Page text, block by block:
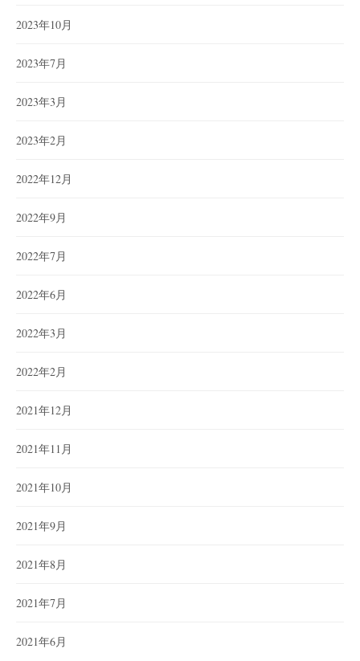
2023年10月
2023年7月
2023年3月
2023年2月
2022年12月
2022年9月
2022年7月
2022年6月
2022年3月
2022年2月
2021年12月
2021年11月
2021年10月
2021年9月
2021年8月
2021年7月
2021年6月